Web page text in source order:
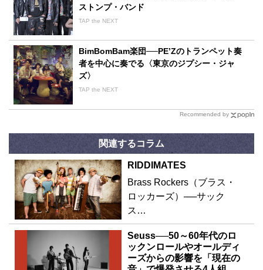
ストンプ・バンド
TAP the NEXT
BimBomBam楽団──PE’Zのトランペット奏
者を中心に奏でる〈東京のジプシー・ジャ
ズ〉
TAP the NEXT
Recommended by
関連するコラム
RIDDIMATES
Brass Rockers（ブラス・
ロッカーズ）──サック
ス…
Seuss──50～60年代のロ
ックンロールやオールディ
ーズからの影響を「現在の